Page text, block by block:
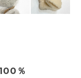
100％